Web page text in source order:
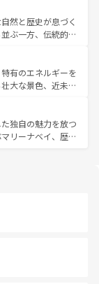
力を心ゆくまで味
韓国情報はコンテンツ一
の古い町並みやホ
、独特の雰囲気を
かさとおいしさで
ーヒーなどは、ぜ
もあたたかい人々
れられない旅にな
然と歴史が息づく
ぶ一方、伝統的な
マイなどの山岳地
トやクラビの美し
できる。タイ料理
にも異なる楽しみ
、仏教を中心とし
る旅人を魅了し続
有のエネルギーを
大な景色、近未来
スポットが密集し
魅力。息をのむよ
存分に楽しみ尽く
独自の魅力を放つ
リーナベイ、歴史
外せないスポット